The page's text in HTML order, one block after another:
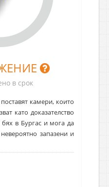
в срок
камери, които
като доказателство
в Бургас и мога да
запазени и